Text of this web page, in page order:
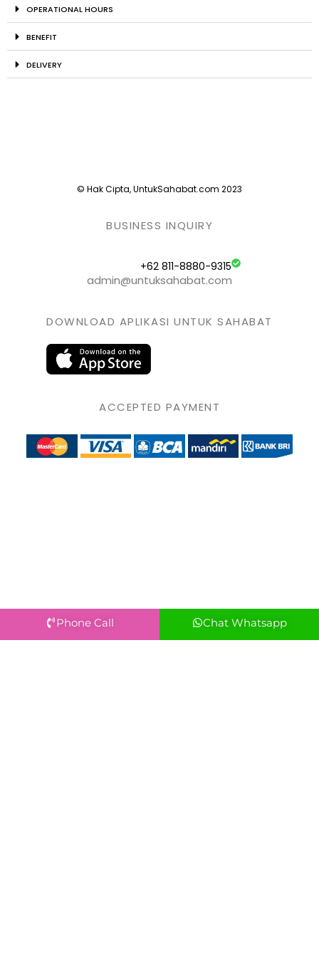
OPERATIONAL HOURS
BENEFIT
DELIVERY
© Hak Cipta, UntukSahabat.com 2023
BUSINESS INQUIRY
+62 811-8880-9315
admin@untuksahabat.com
DOWNLOAD APLIKASI UNTUK SAHABAT
ACCEPTED PAYMENT
Phone Call Chat Whatsapp